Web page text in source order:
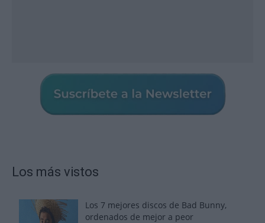
Los más vistos
Los 7 mejores discos de Bad Bunny,
ordenados de mejor a peor